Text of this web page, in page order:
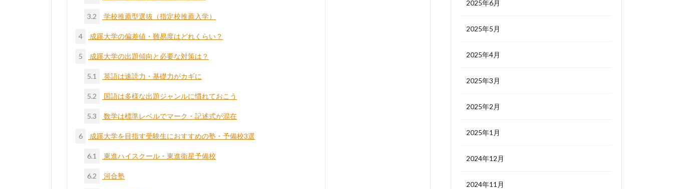
3.2 学校推薦型選抜（指定校推薦入学）
4 成蹊大学の偏差値・難易度はどれくらい？
5 成蹊大学の出題傾向と必要な対策は？
5.1 英語は速読力・基礎力がカギに
5.2 国語は多様な出題ジャンルに慣れておこう
5.3 数学は標準レベルでマーク・記述式が混在
6 成蹊大学を目指す受験生におすすめの塾・予備校3選
6.1 東進ハイスクール・東進衛星予備校
6.2 河合塾
2025年6月
2025年5月
2025年4月
2025年3月
2025年2月
2025年1月
2024年12月
2024年11月